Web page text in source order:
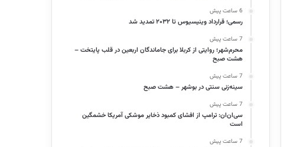
6 ساعت پیش
رسمی؛ قرارداد وینیسیوس تا ۲۰۳۲ تمدید شد
7 ساعت پیش
محرم‌شهر؛ روایتی از کربلا برای جاماندگان اربعین در قلب پایتخت –
هشت صبح
7 ساعت پیش
سینه‌زنی سنتی در بوشهر – هشت صبح
7 ساعت پیش
سی‌ان‌ان: ترامپ از افشای کمبود ذخایر موشکی آمریکا خشمگین
است
7 ساعت پیش